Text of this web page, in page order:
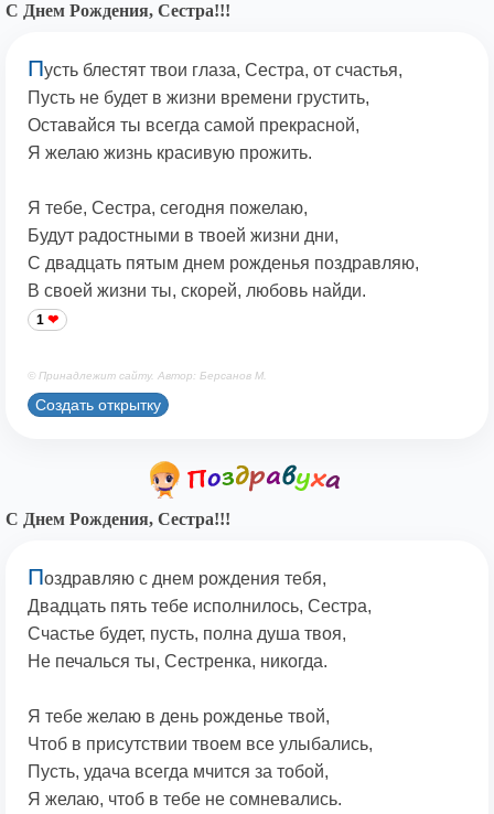
С Днем Рождения, Сестра!!!
Пусть блестят твои глаза, Сестра, от счастья,
Пусть не будет в жизни времени грустить,
Оставайся ты всегда самой прекрасной,
Я желаю жизнь красивую прожить.
Я тебе, Сестра, сегодня пожелаю,
Будут радостными в твоей жизни дни,
С двадцать пятым днем рожденья поздравляю,
В своей жизни ты, скорей, любовь найди.
1
© Принадлежит сайту. Автор: Берсанов М.
Создать открытку
С Днем Рождения, Сестра!!!
Поздравляю с днем рождения тебя,
Двадцать пять тебе исполнилось, Сестра,
Счастье будет, пусть, полна душа твоя,
Не печалься ты, Сестренка, никогда.
Я тебе желаю в день рожденье твой,
Чтоб в присутствии твоем все улыбались,
Пусть, удача всегда мчится за тобой,
Я желаю, чтоб в тебе не сомневались.